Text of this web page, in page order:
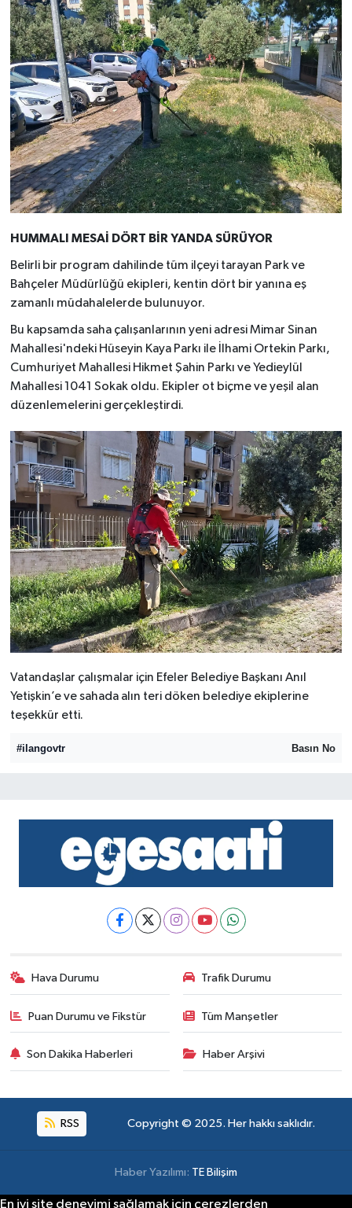
HUMMALI MESAİ DÖRT BİR YANDA SÜRÜYOR
Belirli bir program dahilinde tüm ilçeyi tarayan Park ve
Bahçeler Müdürlüğü ekipleri, kentin dört bir yanına eş
zamanlı müdahalelerde bulunuyor.
Bu kapsamda saha çalışanlarının yeni adresi Mimar Sinan
Mahallesi'ndeki Hüseyin Kaya Parkı ile İlhami Ortekin Parkı,
Cumhuriyet Mahallesi Hikmet Şahin Parkı ve Yedieylül
Mahallesi 1041 Sokak oldu. Ekipler ot biçme ve yeşil alan
düzenlemelerini gerçekleştirdi.
Vatandaşlar çalışmalar için Efeler Belediye Başkanı Anıl
Yetişkin’e ve sahada alın teri döken belediye ekiplerine
teşekkür etti.
#ilangovtr Basın No
Hava Durumu Trafik Durumu
Puan Durumu ve Fikstür Tüm Manşetler
Son Dakika Haberleri Haber Arşivi
RSS Copyright © 2025. Her hakkı saklıdır.
Haber Yazılımı: TE Bilişim
En iyi site deneyimi sağlamak için çerezlerden